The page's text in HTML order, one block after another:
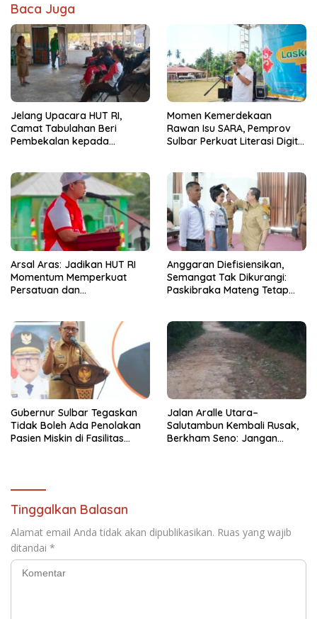
Baca Juga
Jelang Upacara HUT RI,
Camat Tabulahan Beri
Pembekalan kepada
Momen Kemerdekaan
Rawan Isu SARA, Pemprov
Sulbar Perkuat Literasi Digital
Arsal Aras: Jadikan HUT RI
Momentum Memperkuat
Persatuan dan
Anggaran Diefisiensikan,
Semangat Tak Dikurangi:
Paskibraka Mateng Tetap
Gubernur Sulbar Tegaskan
Tidak Boleh Ada Penolakan
Pasien Miskin di Fasilitas
Jalan Aralle Utara–
Salutambun Kembali Rusak,
Berkham Seno: Jangan
Tinggalkan Balasan
Alamat email Anda tidak akan dipublikasikan. Ruas yang wajib
ditandai *